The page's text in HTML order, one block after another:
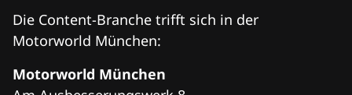
Die Content-Branche trifft sich in der
Motorworld München:
Motorworld München